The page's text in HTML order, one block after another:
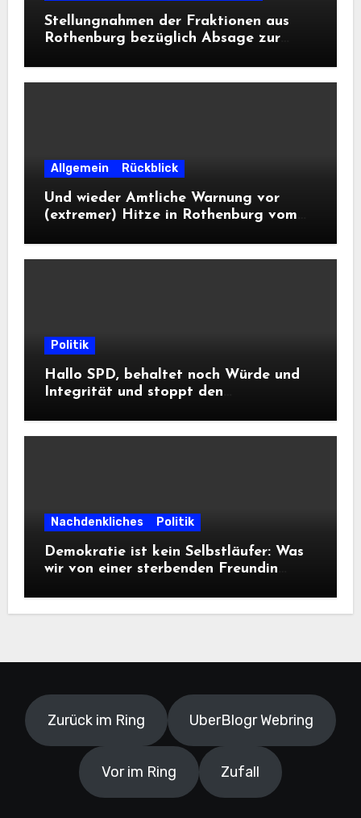
Stellungnahmen der Fraktionen aus
Rothenburg bezüglich Absage zur
Allgemein Rückblick
Und wieder Amtliche Warnung vor
(extremer) Hitze in Rothenburg vom
Politik
Hallo SPD, behaltet noch Würde und
Integrität und stoppt den
Informationsfreiheit!
Nachdenkliches Politik
Demokratie ist kein Selbstläufer: Was
wir von einer sterbenden Freundin
Zurück im Ring UberBlogr Webring
Vor im Ring Zufall